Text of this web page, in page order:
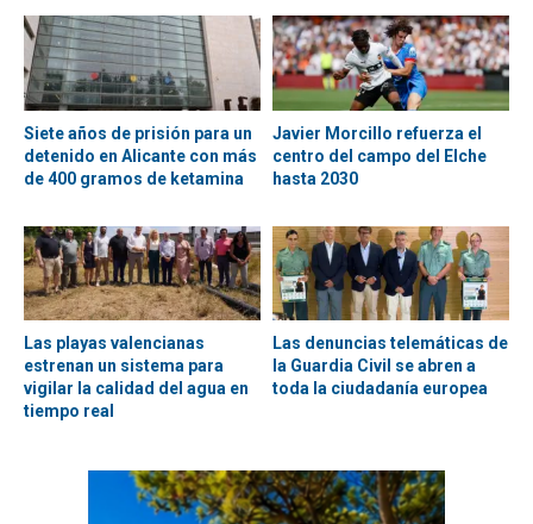
Siete años de prisión para un
detenido en Alicante con más
de 400 gramos de ketamina
Javier Morcillo refuerza el
centro del campo del Elche
hasta 2030
Las playas valencianas
estrenan un sistema para
vigilar la calidad del agua en
tiempo real
Las denuncias telemáticas de
la Guardia Civil se abren a
toda la ciudadanía europea